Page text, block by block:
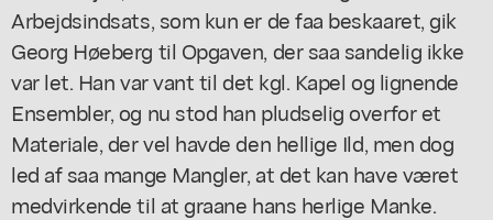
Arbejdsindsats, som kun er de faa beskaaret, gik
Georg Høeberg til Opgaven, der saa sandelig ikke
var let. Han var vant til det kgl. Kapel og lignende
Ensembler, og nu stod han pludselig overfor et
Materiale, der vel havde den hellige Ild, men dog
led af saa mange Mangler, at det kan have været
medvirkende til at graane hans herlige Manke.